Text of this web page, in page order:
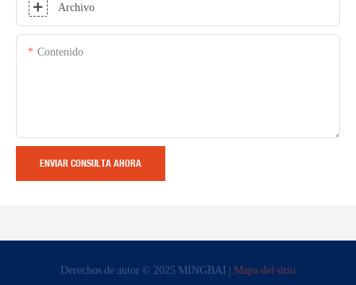
Archivo
Contenido
ENVIAR CONSULTA AHORA
Derechos de autor © 2025 MINGBAI | Mapa del sitio